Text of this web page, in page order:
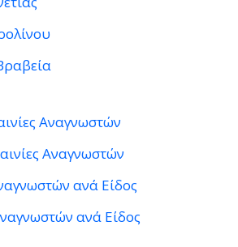
Αναγνωστών
Αναγνωστών
ανά Είδος
ανά Είδος